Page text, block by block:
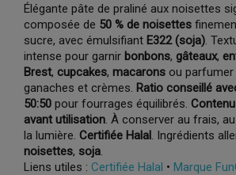
Élégante pâte de praliné aux noisettes
composée de 50 % de noisettes
sucre, avec émulsifiant E322 (soja).
intense pour garnir bonbons, gâteaux,
Brest, cupcakes, macarons ou
ganaches et crèmes. Ratio conseillé
50:50 pour fourrages équilibrés.
avant utilisation. À conserver au frais,
la lumière. Certifiée Halal. Ingrédients
noisettes, soja.
Liens utiles : Certifiée Halal • Marque